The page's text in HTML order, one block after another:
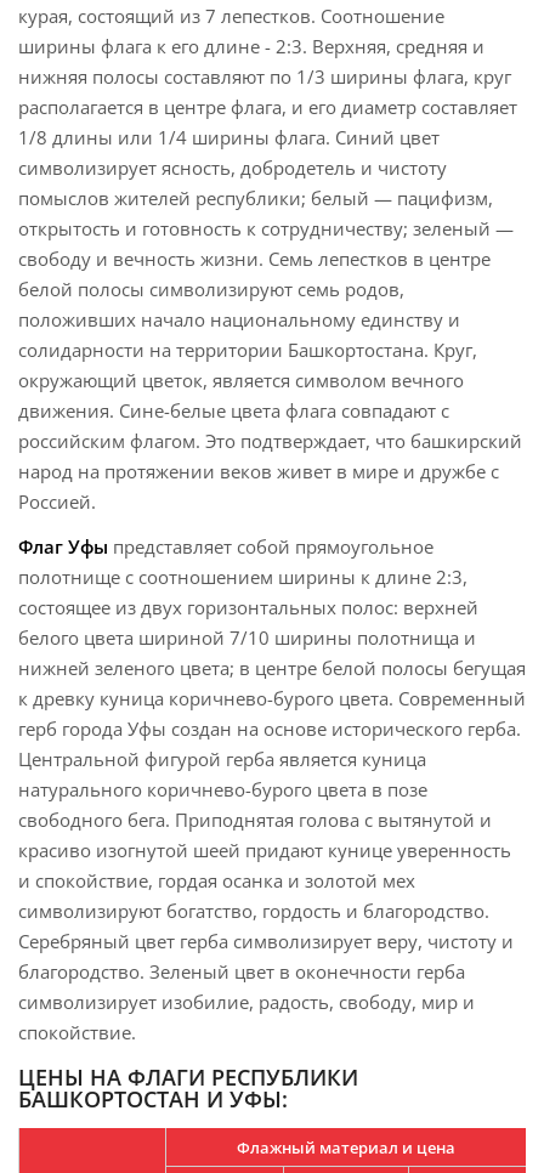
курая, состоящий из 7 лепестков. Соотношение
ширины флага к его длине - 2:3. Верхняя, средняя и
нижняя полосы составляют по 1/3 ширины флага, круг
располагается в центре флага, и его диаметр составляет
1/8 длины или 1/4 ширины флага. Синий цвет
символизирует ясность, добродетель и чистоту
помыслов жителей республики; белый — пацифизм,
открытость и готовность к сотрудничеству; зеленый —
свободу и вечность жизни. Семь лепестков в центре
белой полосы символизируют семь родов,
положивших начало национальному единству и
солидарности на территории Башкортостана. Круг,
окружающий цветок, является символом вечного
движения. Сине-белые цвета флага совпадают с
российским флагом. Это подтверждает, что башкирский
народ на протяжении веков живет в мире и дружбе с
Россией.
Флаг Уфы представляет собой прямоугольное
полотнище с соотношением ширины к длине 2:3,
состоящее из двух горизонтальных полос: верхней
белого цвета шириной 7/10 ширины полотнища и
нижней зеленого цвета; в центре белой полосы бегущая
к древку куница коричнево-бурого цвета. Современный
герб города Уфы создан на основе исторического герба.
Центральной фигурой герба является куница
натурального коричнево-бурого цвета в позе
свободного бега. Приподнятая голова с вытянутой и
красиво изогнутой шеей придают кунице уверенность
и спокойствие, гордая осанка и золотой мех
символизируют богатство, гордость и благородство.
Серебряный цвет герба символизирует веру, чистоту и
благородство. Зеленый цвет в оконечности герба
символизирует изобилие, радость, свободу, мир и
спокойствие.
ЦЕНЫ НА ФЛАГИ РЕСПУБЛИКИ
БАШКОРТОСТАН И УФЫ:
Флажный материал и цена